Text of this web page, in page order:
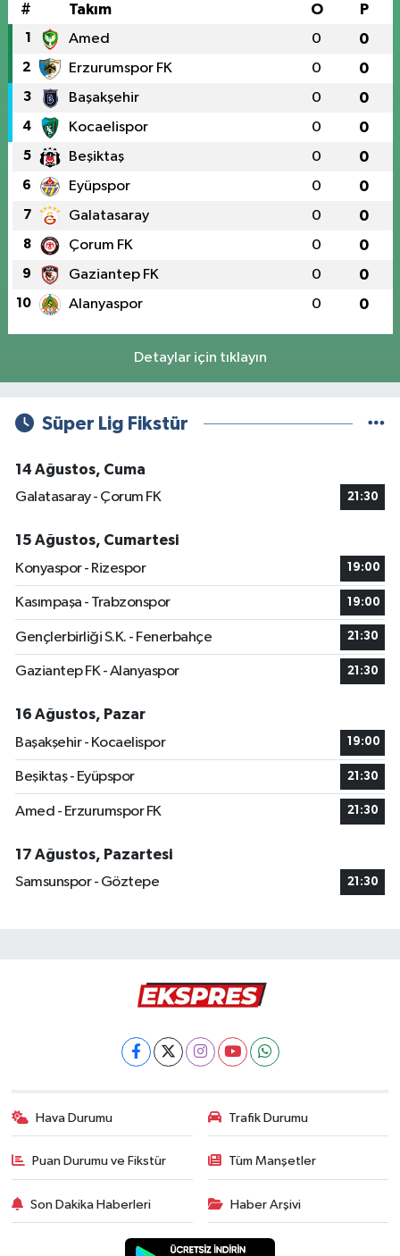
# Takım O P
1 Amed 0 0
2 Erzurumspor FK 0 0
3 Başakşehir 0 0
4 Kocaelispor 0 0
5 Beşiktaş 0 0
6 Eyüpspor 0 0
7 Galatasaray 0 0
8 Çorum FK 0 0
9 Gaziantep FK 0 0
10 Alanyaspor 0 0
Detaylar için tıklayın
Süper Lig Fikstür
14 Ağustos, Cuma
Galatasaray - Çorum FK
21:30
15 Ağustos, Cumartesi
Konyaspor - Rizespor
19:00
Kasımpaşa - Trabzonspor 19:00
Gençlerbirliği S.K. - Fenerbahçe 21:30
Gaziantep FK - Alanyaspor 21:30
16 Ağustos, Pazar
Başakşehir - Kocaelispor
19:00
Beşiktaş - Eyüpspor 21:30
Amed - Erzurumspor FK 21:30
17 Ağustos, Pazartesi
Samsunspor - Göztepe
21:30
Hava Durumu Trafik Durumu
Puan Durumu ve Fikstür Tüm Manşetler
Son Dakika Haberleri Haber Arşivi